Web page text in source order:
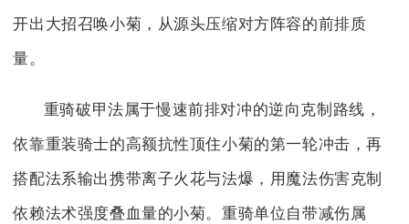
开出大招召唤小菊，从源头压缩对方阵容的前排质
量。
重骑破甲法属于慢速前排对冲的逆向克制路线，
依靠重装骑士的高额抗性顶住小菊的第一轮冲击，再
搭配法系输出携带离子火花与法爆，用魔法伤害克制
依赖法术强度叠血量的小菊。重骑单位自带减伤属